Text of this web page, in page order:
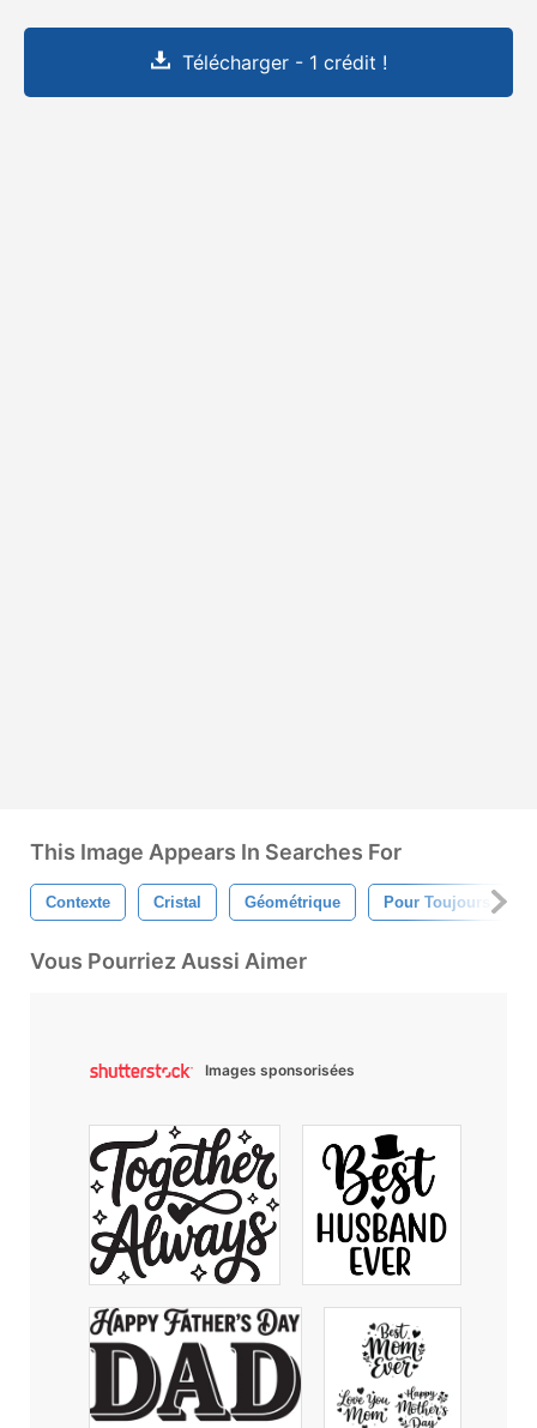
Télécharger - 1 crédit !
This Image Appears In Searches For
Contexte Cristal Géométrique Pour Toujours
Vous Pourriez Aussi Aimer
Images sponsorisées